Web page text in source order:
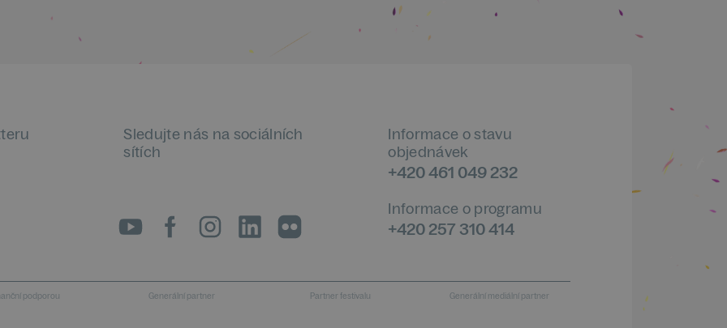
Sledujte nás na sociálních
sítích
Informace o stavu
objednávek
+420 461 049 232
Informace o programu
+420 257 310 414
podporou Generální partner Partner festivalu Generální mediální partner